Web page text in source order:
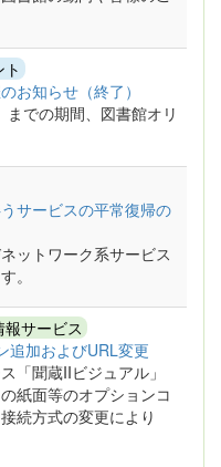
ト
お知らせ（終了）
での期間、図書館オリ
サービスの平常復帰の
ットワーク系サービス
。
サービス
追加およびURL変更
「聞蔵IIビジュアル」
紙面等のオプションコ
続方式の変更により